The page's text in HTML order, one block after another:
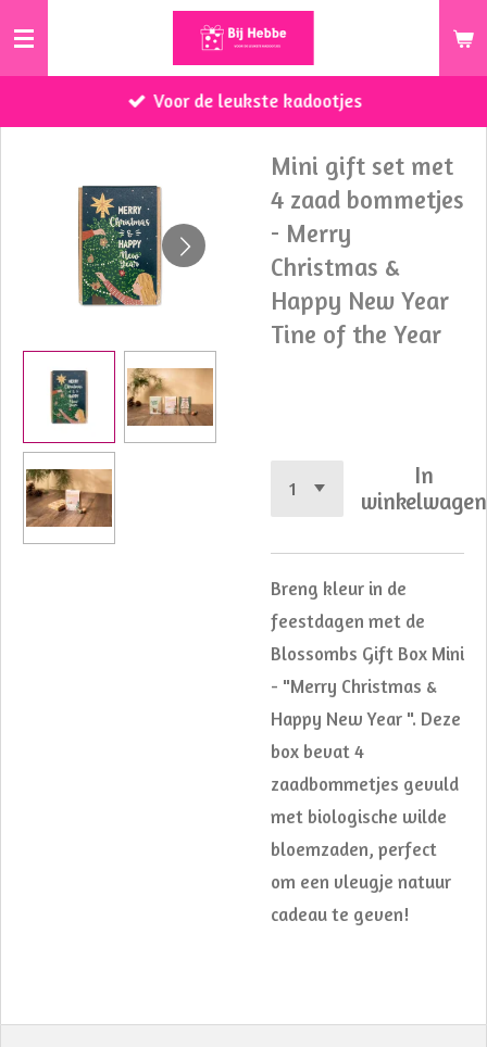
Ga
de
Voor de leukste kadootjes
Mini gift set met
4 zaad bommetjes
- Merry
Christmas &
Happy New Year
Tine of the Year
In
winkelwagen
Breng kleur in de
feestdagen met de
Blossombs Gift Box Mini
- "Merry Christmas &
Happy New Year ". Deze
box bevat 4
zaadbommetjes gevuld
met biologische wilde
bloemzaden, perfect
om een vleugje natuur
cadeau te geven!